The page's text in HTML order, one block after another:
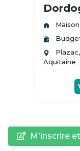
Maison
Aquitaine
M'inscrire